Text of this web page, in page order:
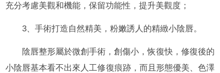
充分考慮美觀和機能，保留功能性，提升美觀度；
3、手術打造自然精美，粉嫩誘人的精緻小陰唇。
陰唇整形屬於微創手術，創傷小，恢復快，修復後的
小陰唇基本看不出來人工修復痕跡，而且形態優美、色澤